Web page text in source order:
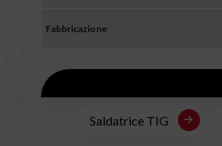
Fabbricazione
Saldatrice TIG